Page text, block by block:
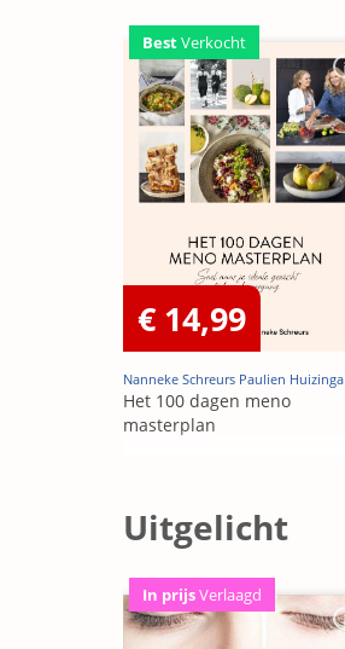
BestVerkocht
€ 14,99
Nanneke Schreurs Paulien Huizinga
Het 100 dagen meno
masterplan
Uitgelicht
In prijsVerlaagd